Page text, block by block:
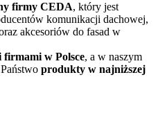
firmy CEDA, który jest
komunikacji dachowej,
akcesoriów do fasad w
firmami w Polsce, a w naszym
produkty w najniższej